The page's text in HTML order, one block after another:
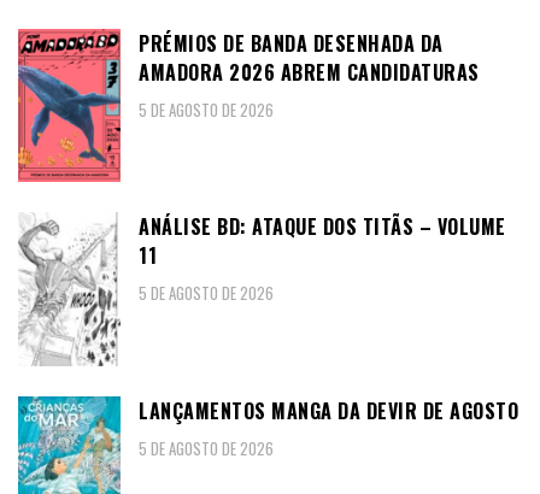
PRÉMIOS DE BANDA DESENHADA DA
AMADORA 2026 ABREM CANDIDATURAS
5 DE AGOSTO DE 2026
ANÁLISE BD: ATAQUE DOS TITÃS – VOLUME
11
5 DE AGOSTO DE 2026
LANÇAMENTOS MANGA DA DEVIR DE AGOSTO
5 DE AGOSTO DE 2026